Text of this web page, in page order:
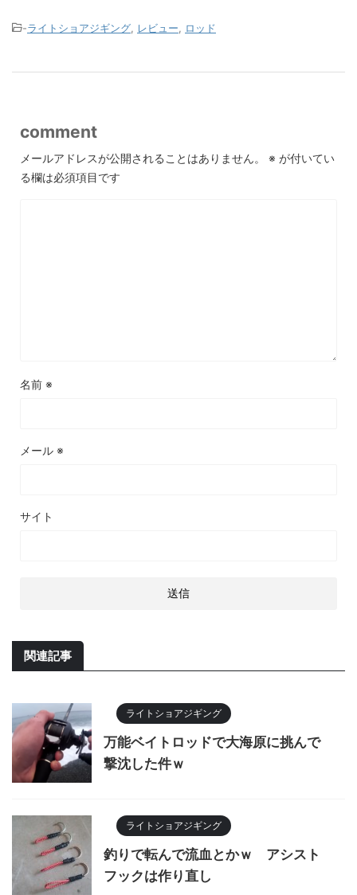
-ライトショアジギング, レビュー, ロッド
comment
メールアドレスが公開されることはありません。 ※ が付いてい
る欄は必須項目です
名前 ※
メール ※
サイト
関連記事
ライトショアジギング
万能ベイトロッドで大海原に挑んで
撃沈した件ｗ
ライトショアジギング
釣りで転んで流血とかｗ アシスト
フックは作り直し